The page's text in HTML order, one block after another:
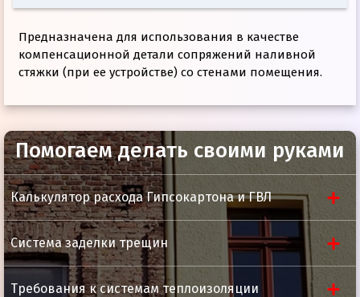
Предназначена для использования в качестве
компенсационной детали сопряжений наливной
стяжки (при ее устройстве) со стенами помещения.
Ширина
100 мм
Упаковка
8 рулонов,
рулон – 40 м.
Помогаем делать своими руками
Калькулятор расхода Гипсокартона и ГВЛ
Система заделки трещин
Требования к системам теплоизоляции